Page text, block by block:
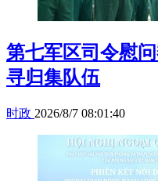
第七军区司令慰
寻归集队伍
时政 2026/8/7 08:01:40